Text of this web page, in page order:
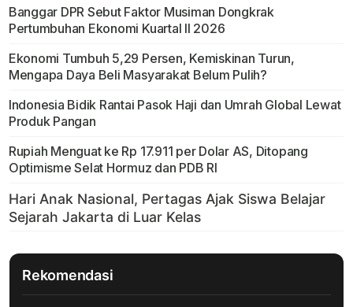
Banggar DPR Sebut Faktor Musiman Dongkrak
Pertumbuhan Ekonomi Kuartal II 2026
Ekonomi Tumbuh 5,29 Persen, Kemiskinan Turun,
Mengapa Daya Beli Masyarakat Belum Pulih?
Indonesia Bidik Rantai Pasok Haji dan Umrah Global Lewat
Produk Pangan
Rupiah Menguat ke Rp 17.911 per Dolar AS, Ditopang
Optimisme Selat Hormuz dan PDB RI
Rekomendasi